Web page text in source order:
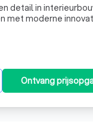
detail in
met moderne
Ontvang